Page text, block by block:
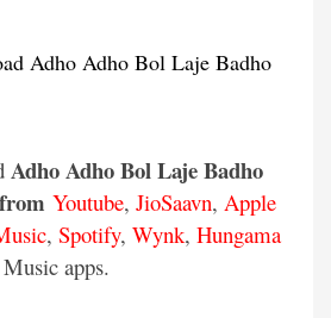
Adho Adho Bol Laje Badho
Adho Adho Bol Laje Badho
Youtube, JioSaavn, Apple
, Spotify, Wynk, Hungama
apps.